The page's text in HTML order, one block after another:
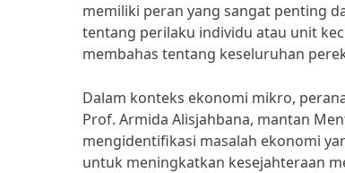
memiliki peran yang sangat penting
tentang perilaku individu atau unit
membahas tentang keseluruhan
Dalam konteks ekonomi mikro,
Prof. Armida Alisjahbana, mantan
mengidentifikasi masalah ekonomi
untuk meningkatkan kesejahteraan